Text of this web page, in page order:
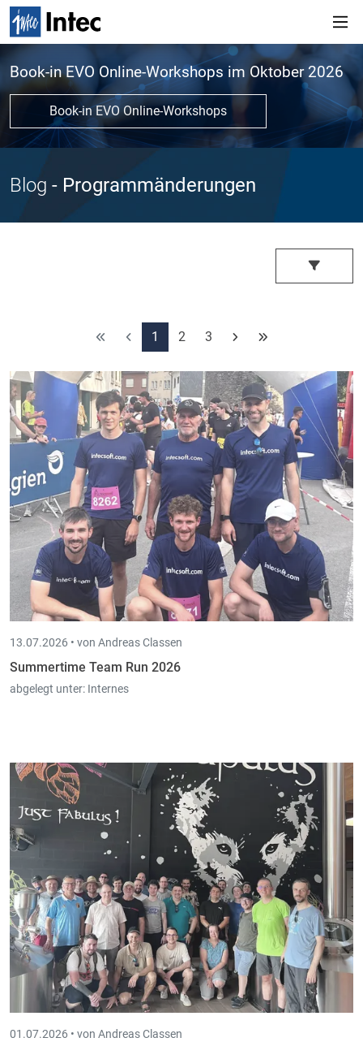
Book-in EVO Online-Workshops im Oktober 2026
Book-in EVO Online-Workshops
Blog - Programmänderungen
1 2 3
13.07.2026 • von Andreas Classen
Summertime Team Run 2026
abgelegt unter: Internes
01.07.2026 • von Andreas Classen